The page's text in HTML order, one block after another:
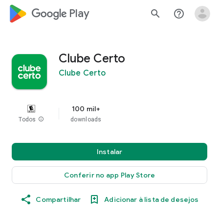
google_logo Play search help_outline
Clube Certo
Clube Certo
Todos info
100 mil+
downloads
Instalar
Conferir no app Play Store
Compartilhar Adicionar à lista de desejos